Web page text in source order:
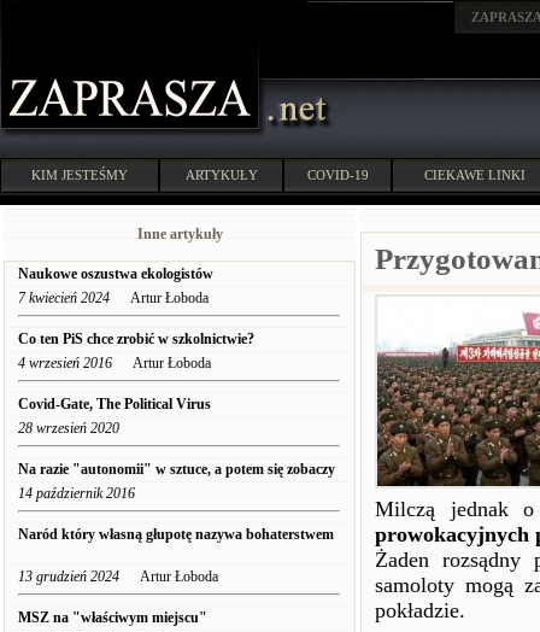
KIM JESTEŚMY ARTYKUŁY COVID-19 CIEKAWE LINKI
Inne artykuły
Naukowe oszustwa ekologistów
7 kwiecień 2024 Artur Łoboda
Co ten PiS chce zrobić w szkolnictwie?
4 wrzesień 2016 Artur Łoboda
Covid-Gate, The Political Virus
28 wrzesień 2020
Na razie "autonomii" w sztuce, a potem się zobaczy
14 październik 2016
Naród który własną głupotę nazywa bohaterstwem
13 grudzień 2024 Artur Łoboda
MSZ na "właściwym miejscu"
Milczą jednak
prowokacyjnych
Żaden
samoloty mogą
pokładzie.